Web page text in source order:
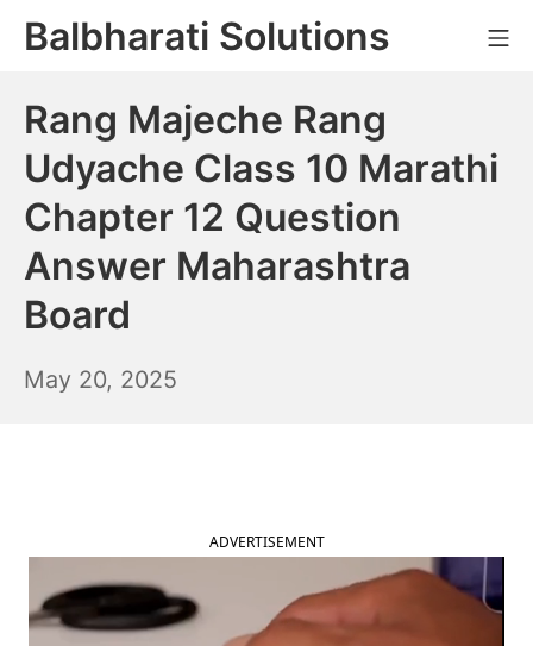
SkipBalbharati Solutions
Rang Majeche Rang
Udyache Class 10 Marathi
Chapter 12 Question
Answer Maharashtra
Board
May 20, 2025
ADVERTISEMENT